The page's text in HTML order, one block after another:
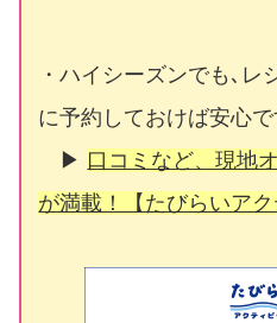
・ハイシーズンでも､レ
に予約しておけば安心で
▶ 口コミなど、現地
が満載！【たびらいアク